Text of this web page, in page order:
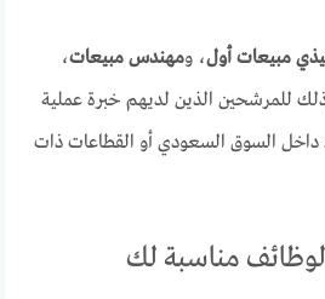
مبيعات أول، ومهندس مبيعات،
للمرشحين الذين لديهم خبرة عملية
داخل السوق السعودي أو القطاعات ذات
مناسبة لك